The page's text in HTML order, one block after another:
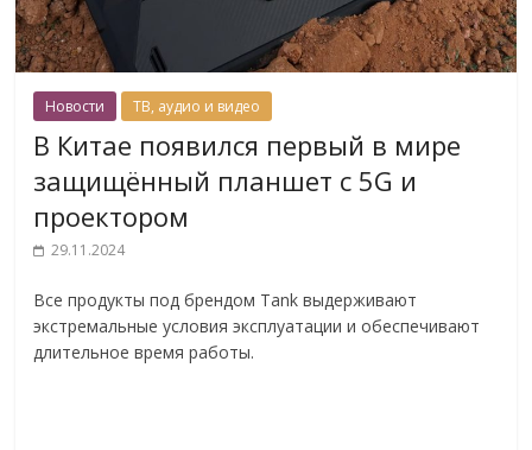
Новости ТВ, аудио и видео
В Китае появился первый в мире
защищённый планшет с 5G и
проектором
29.11.2024
Все продукты под брендом Tank выдерживают
экстремальные условия эксплуатации и обеспечивают
длительное время работы.